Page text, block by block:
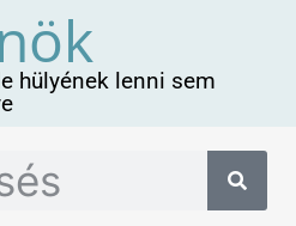
hülyének lenni sem